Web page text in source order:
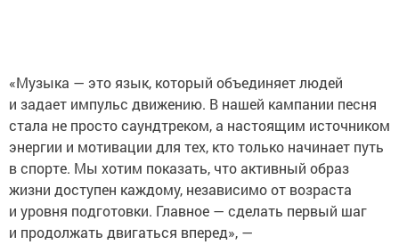
«Музыка — это язык, который объединяет людей
и задает импульс движению. В нашей кампании песня
стала не просто саундтреком, а настоящим источником
энергии и мотивации для тех, кто только начинает путь
в спорте. Мы хотим показать, что активный образ
жизни доступен каждому, независимо от возраста
и уровня подготовки. Главное — сделать первый шаг
и продолжать двигаться вперед», —